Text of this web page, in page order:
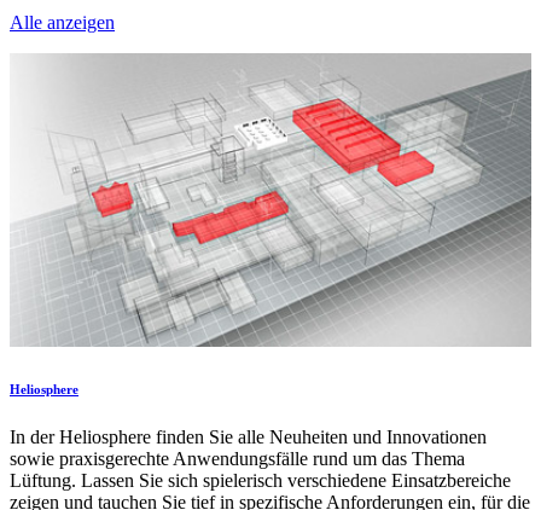
Alle anzeigen
Heliosphere
In der Heliosphere finden Sie alle Neuheiten und Innovationen
sowie praxisgerechte Anwendungsfälle rund um das Thema
Lüftung. Lassen Sie sich spielerisch verschiedene Einsatzbereiche
zeigen und tauchen Sie tief in spezifische Anforderungen ein, für die